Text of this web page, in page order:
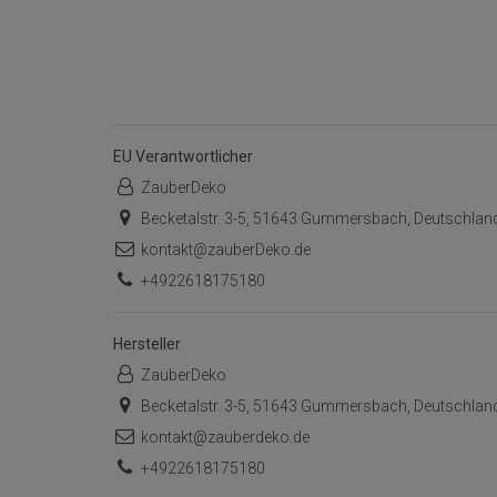
EU Verantwortlicher
ZauberDeko
Becketalstr. 3-5, 51643 Gummersbach,
kontakt@zauberDeko.de
+4922618175180
Hersteller
ZauberDeko
Becketalstr. 3-5, 51643 Gummersbach,
kontakt@zauberdeko.de
+4922618175180